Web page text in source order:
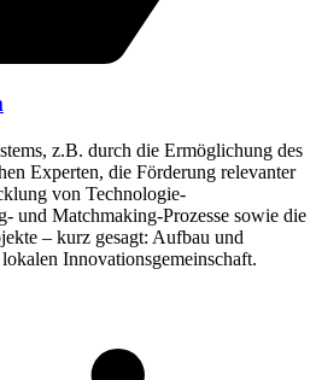
z.B. durch die Ermöglichung des
Experten, die Förderung relevanter
von Technologie-
und Matchmaking-Prozesse sowie die
– kurz gesagt: Aufbau und
Innovationsgemeinschaft.